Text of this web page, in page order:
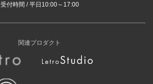
受付時間 / 平日10:00～17:00
関連プロダクト